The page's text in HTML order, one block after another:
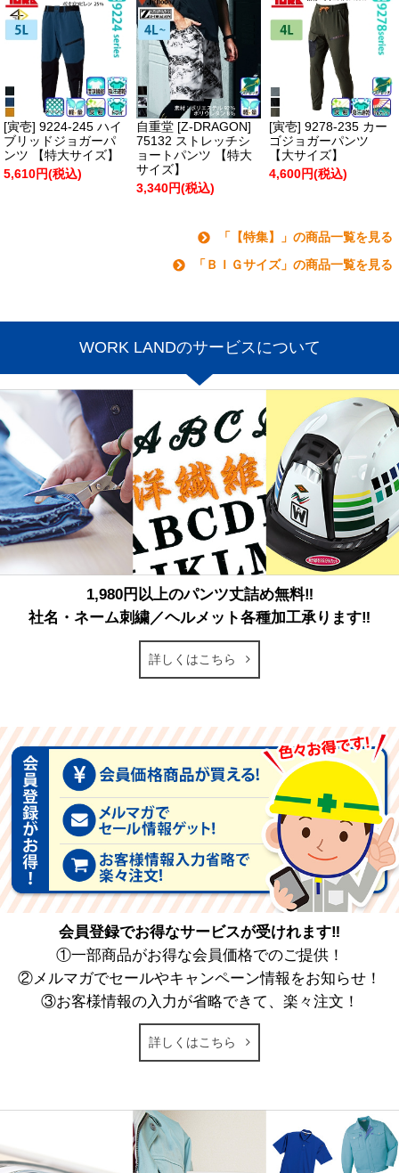
[寅壱] 9224-245 ハイ
ブリッドジョガーパ
ンツ 【特大サイズ】
5,610円(税込)
自重堂 [Z-DRAGON]
75132 ストレッチシ
ョートパンツ 【特大
サイズ】
3,340円(税込)
[寅壱] 9278-235 カー
ゴジョガーパンツ
【大サイズ】
4,600円(税込)
「【特集】」の商品一覧を見る
「ＢＩＧサイズ」の商品一覧を見る
WORK LANDのサービスについて
1,980円以上のパンツ丈詰め無料‼
社名・ネーム刺繍／ヘルメット各種加工承ります‼
詳しくはこちら
会員登録でお得なサービスが受けれます‼
①一部商品がお得な会員価格でのご提供！
②メルマガでセールやキャンペーン情報をお知らせ！
③お客様情報の入力が省略できて、楽々注文！
詳しくはこちら